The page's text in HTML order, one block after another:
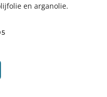
en arganolie.